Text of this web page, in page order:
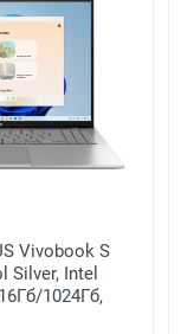
Vivobook S
Silver, Intel
1024Гб,